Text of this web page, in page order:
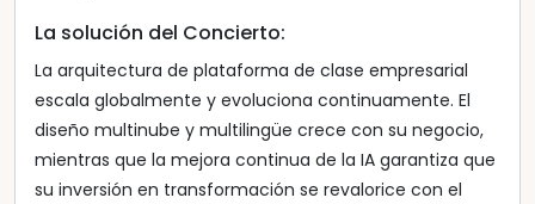
La solución del Concierto:
La arquitectura de plataforma de clase empresarial
escala globalmente y evoluciona continuamente. El
diseño multinube y multilingüe crece con su negocio,
mientras que la mejora continua de la IA garantiza que
su inversión en transformación se revalorice con el